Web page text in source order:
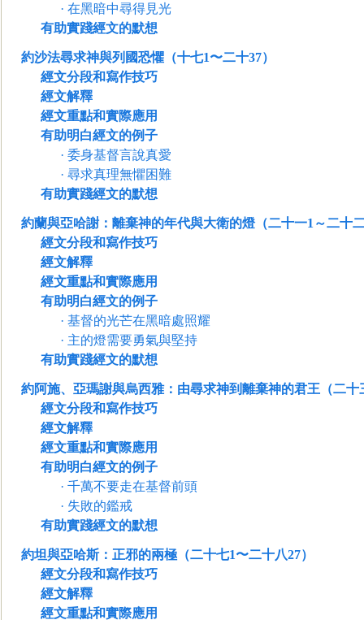
· 在黑暗中尋得見光
有助實踐經文的默想
約沙法尋求神與列國恐懼（十七1〜二十37）
經文分段和寫作技巧
經文解釋
經文重點和實際應用
有助明白經文的例子
· 委身基督言說真愛
· 尋求真理無懼困難
有助實踐經文的默想
約蘭與亞哈謝：離棄神的年代與大衛的燈（二十一1～二十
經文分段和寫作技巧
經文解釋
經文重點和實際應用
有助明白經文的例子
· 基督的光芒在黑暗處照耀
· 主的燈需要勇氣與堅持
有助實踐經文的默想
約阿施、亞瑪謝與烏西雅：由尋求神到離棄神的君王（二十
經文分段和寫作技巧
經文解釋
經文重點和實際應用
有助明白經文的例子
· 千萬不要走在基督前頭
· 失敗的鑑戒
有助實踐經文的默想
約坦與亞哈斯：正邪的兩極（二十七1〜二十八27）
經文分段和寫作技巧
經文解釋
經文重點和實際應用